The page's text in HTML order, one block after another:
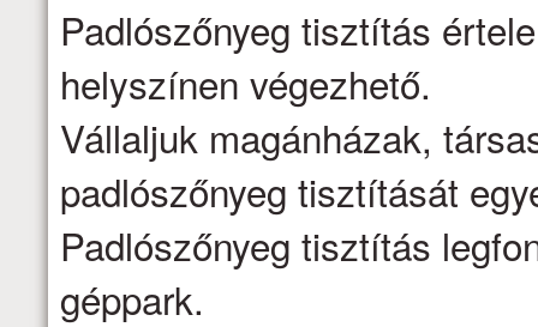
Padlószőnyeg tisztítás
helyszínen végezhető.
Vállaljuk magánházak,
padlószőnyeg tisztítását
Padlószőnyeg tisztítás
géppark.